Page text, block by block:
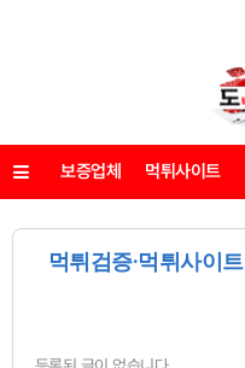
메뉴 보증업체 먹튀사이트
먹튀검증·먹튀사이